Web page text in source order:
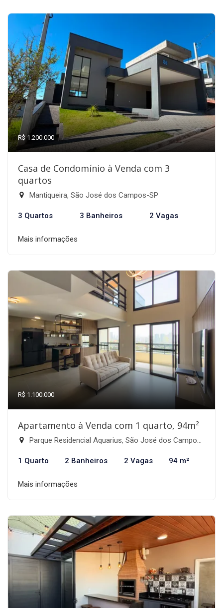
R$ 1.200.000
Casa de Condomínio à Venda com 3
quartos
Mantiqueira, São José dos Campos-SP
3 Quartos 3 Banheiros 2 Vagas
Mais informações
R$ 1.100.000
Apartamento à Venda com 1 quarto, 94m²
Parque Residencial Aquarius, São José dos Campos-SP
1 Quarto 2 Banheiros 2 Vagas 94 m²
Mais informações